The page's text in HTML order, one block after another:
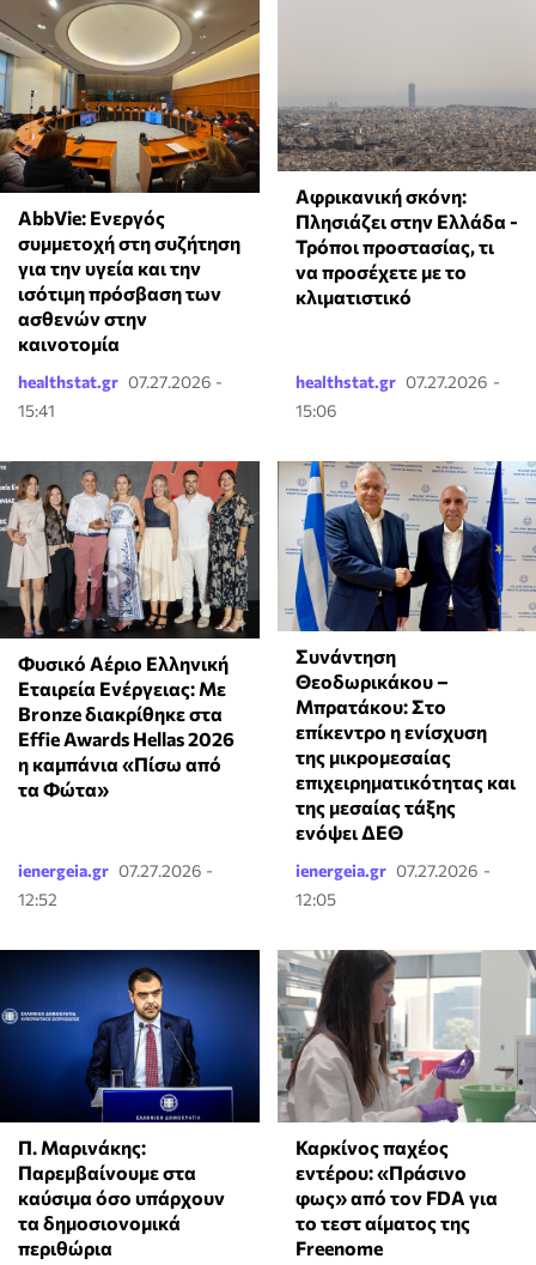
AbbVie: Ενεργός
συμμετοχή στη συζήτηση
για την υγεία και την
ισότιμη πρόσβαση των
ασθενών στην
καινοτομία
healthstat.gr 07.27.2026 -
15:41
Αφρικανική σκόνη:
Πλησιάζει στην Ελλάδα -
Τρόποι προστασίας, τι
να προσέχετε με το
κλιματιστικό
healthstat.gr 07.27.2026 -
15:06
Φυσικό Αέριο Ελληνική
Εταιρεία Ενέργειας: Με
Bronze διακρίθηκε στα
Effie Awards Hellas 2026
η καμπάνια «Πίσω από
τα Φώτα»
ienergeia.gr 07.27.2026 -
12:52
Συνάντηση
Θεοδωρικάκου –
Μπρατάκου: Στο
επίκεντρο η ενίσχυση
της μικρομεσαίας
επιχειρηματικότητας και
της μεσαίας τάξης
ενόψει ΔΕΘ
ienergeia.gr 07.27.2026 -
12:05
Π. Μαρινάκης:
Παρεμβαίνουμε στα
καύσιμα όσο υπάρχουν
τα δημοσιονομικά
περιθώρια
Καρκίνος παχέος
εντέρου: «Πράσινο
φως» από τον FDA για
το τεστ αίματος της
Freenome